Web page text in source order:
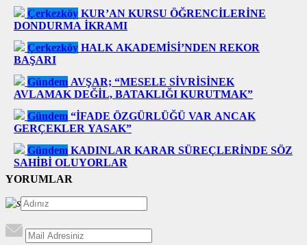
Çerkezköy KUR’AN KURSU ÖĞRENCİLERİNE
DONDURMA İKRAMI
Çerkezköy HALK AKADEMİSİ’NDEN REKOR
BAŞARI
Gündem AVŞAR; “MESELE SİVRİSİNEK
AVLAMAK DEĞİL, BATAKLIĞI KURUTMAK”
Gündem “İFADE ÖZGÜRLÜĞÜ VAR ANCAK
GERÇEKLER YASAK”
Gündem KADINLAR KARAR SÜREÇLERİNDE SÖZ
SAHİBİ OLUYORLAR
YORUMLAR